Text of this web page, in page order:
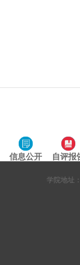
信息公开 自评报
学院地址